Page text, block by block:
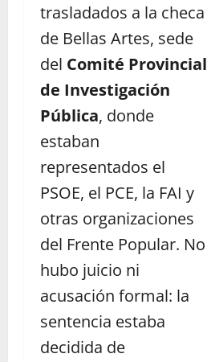
trasladados a la checa
de Bellas Artes, sede
del Comité Provincial
de Investigación
Pública, donde
estaban
representados el
PSOE, el PCE, la FAI y
otras organizaciones
del Frente Popular. No
hubo juicio ni
acusación formal: la
sentencia estaba
decidida de